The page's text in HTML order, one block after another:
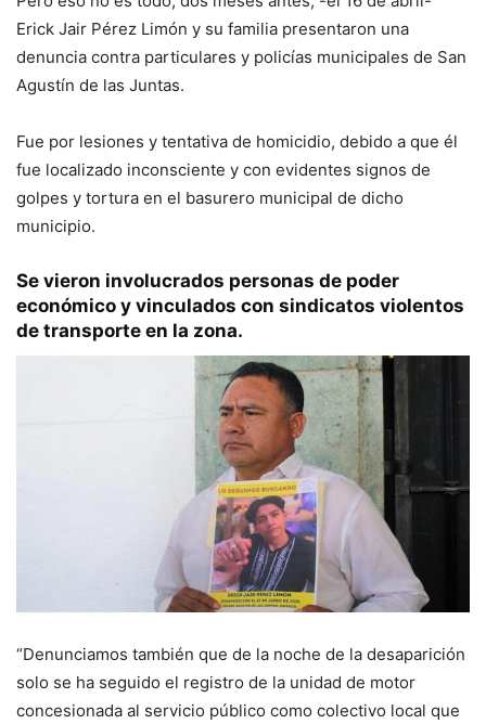
Erick Jair Pérez Limón y su familia presentaron una
denuncia contra particulares y policías municipales de San
Agustín de las Juntas.
Fue por lesiones y tentativa de homicidio, debido a que él
fue localizado inconsciente y con evidentes signos de
golpes y tortura en el basurero municipal de dicho
municipio.
Se vieron involucrados personas de poder
económico y vinculados con sindicatos violentos
de transporte en la zona.
“Denunciamos también que de la noche de la desaparición
solo se ha seguido el registro de la unidad de motor
concesionada al servicio público como colectivo local que